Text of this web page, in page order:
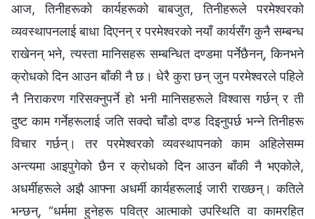
आज, तिनीहरूको कार्यहरूको बाबजुत, तिनीहरूले परमेश्‍वरको
व्यवस्थापनलाई बाधा दिएनन् र परमेश्‍वरको नयाँ कार्यसँग कुनै सम्‍बन्ध
राखेनन् भने, त्यस्ता मानिसहरू सम्‍बन्धित दण्डमा पर्नेछैनन्, किनभने
क्रोधको दिन आउन बाँकी नै छ। धेरै कुरा छन् जुन परमेश्‍वरले पहिले
नै निराकरण गरिसक्‍नुपर्ने हो भनी मानिसहरूले विश्‍वास गर्छन् र ती
दुष्ट काम गर्नेहरूलाई जति सक्दो चाँडो दण्ड दिइनुपर्छ भन्‍ने तिनीहरू
विचार गर्छन्। तर परमेश्‍वरको व्यवस्थापनको काम अहिलेसम्‍म
अन्त्यमा आइपुगेको छैन र क्रोधको दिन आउन बाँकी नै भएकोले,
अधर्मीहरूले अझै आफ्‍ना अधर्मी कार्यहरूलाई जारी राख्छन्। कतिले
भन्छन्, “धर्ममा हुनेहरू पवित्र आत्माको उपस्थिति वा कामरहित